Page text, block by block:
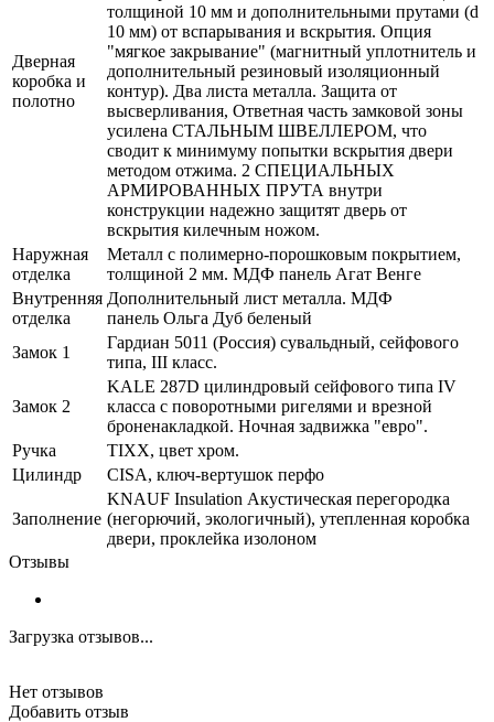
Дверная
коробка и
полотно
толщиной 10 мм и дополнительными прутами (d
10 мм) от вспарывания и вскрытия. Опция
"мягкое закрывание" (магнитный уплотнитель и
дополнительный резиновый изоляционный
контур). Два листа металла. Защита от
высверливания, Ответная часть замковой зоны
усилена СТАЛЬНЫМ ШВЕЛЛЕРОМ, что
сводит к минимуму попытки вскрытия двери
методом отжима. 2 СПЕЦИАЛЬНЫХ
АРМИРОВАННЫХ ПРУТА внутри
конструкции надежно защитят дверь от
вскрытия килечным ножом.
Наружная
отделка
Металл с полимерно-порошковым покрытием,
толщиной 2 мм. МДФ панель Агат Венге
Внутренняя
отделка
Дополнительный лист металла. МДФ
панель Ольга Дуб беленый
Замок 1
Гардиан 5011 (Россия) сувальдный, сейфового
типа, III класс.
Замок 2
KALE 287D цилиндровый сейфового типа IV
класса с поворотными ригелями и врезной
броненакладкой. Ночная задвижка "евро".
Ручка
TIXX, цвет хром.
Цилиндр
CISA, ключ-вертушок перфо
Заполнение
KNAUF Insulation Акустическая перегородка
(негорючий, экологичный), утепленная коробка
двери, проклейка изолоном
Отзывы
Загрузка отзывов...
Нет отзывов
Добавить отзыв